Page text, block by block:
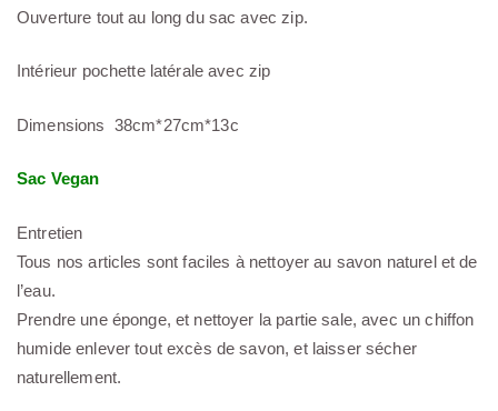
Ouverture tout au long du sac avec zip.
Intérieur pochette latérale avec zip
Dimensions 38cm*27cm*13c
Sac Vegan
Entretien
Tous nos articles sont faciles à nettoyer au savon naturel et de
l’eau.
Prendre une éponge, et nettoyer la partie sale, avec un chiffon
humide enlever tout excès de savon, et laisser sécher
naturellement.